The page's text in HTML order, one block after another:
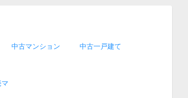
中古マンション 中古一戸建て